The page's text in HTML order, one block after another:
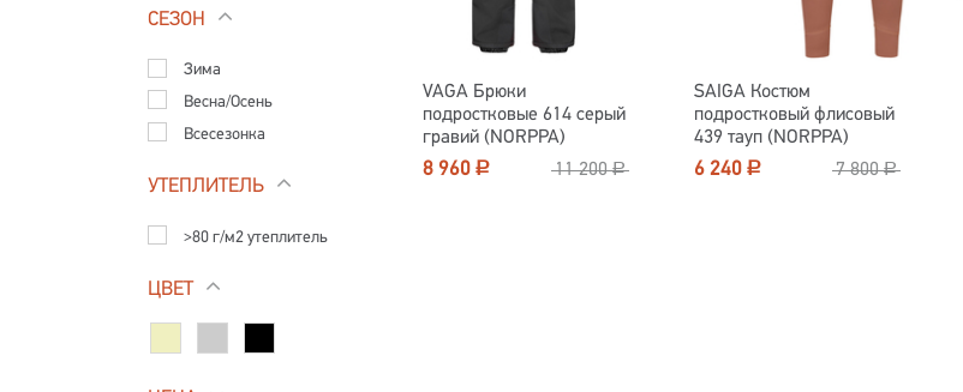
СЕЗОН
Зима
Весна/Осень
Всесезонка
УТЕПЛИТЕЛЬ
>80 г/м2 утеплитель
ЦВЕТ
VAGA Брюки
подростковые 614 серый
гравий (NORPPA)
8 960 Р 11 200 Р
SAIGA Костюм
подростковый флисовый
439 тауп (NORPPA)
6 240 Р 7 800 Р